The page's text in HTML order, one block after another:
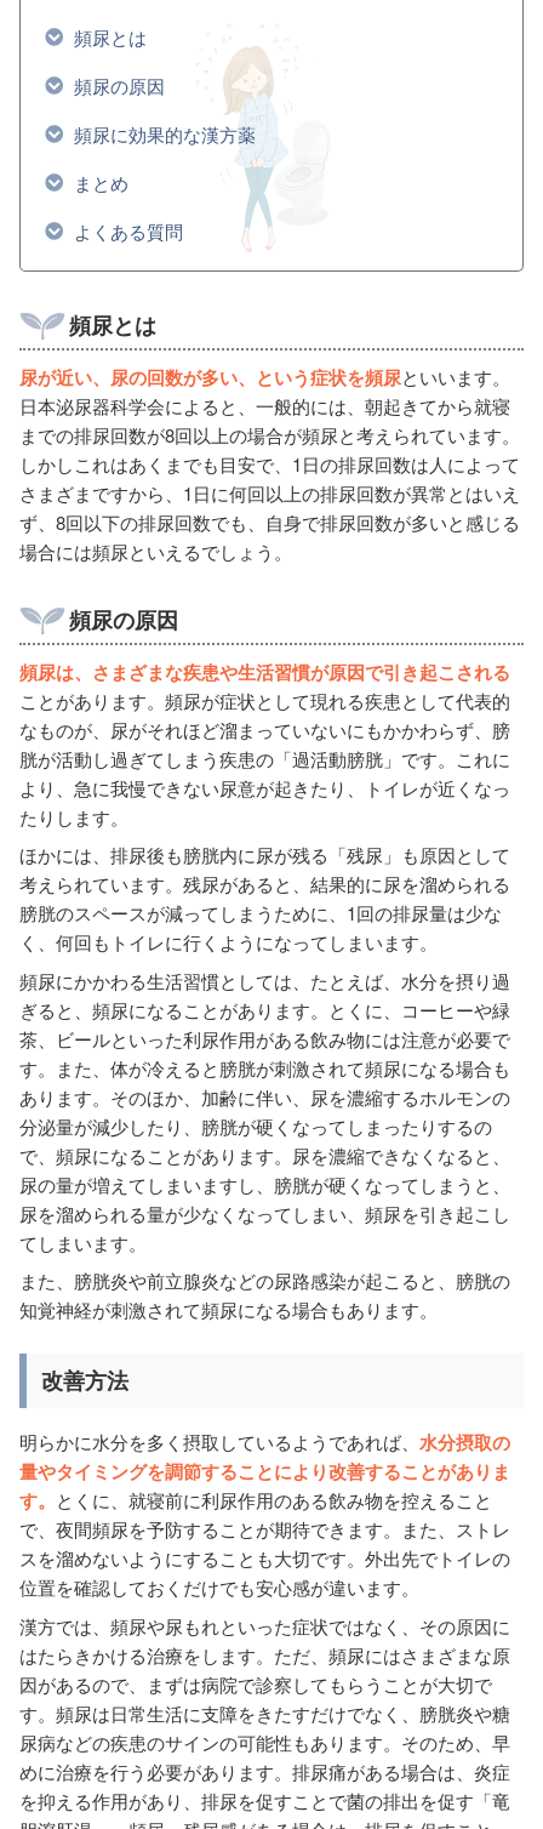
頻尿とは
頻尿の原因
頻尿に効果的な漢方薬
まとめ
よくある質問
頻尿とは
尿が近い、尿の回数が多い、という症状を頻尿といいます。
日本泌尿器科学会によると、一般的には、朝起きてから就寝
までの排尿回数が8回以上の場合が頻尿と考えられています。
しかしこれはあくまでも目安で、1日の排尿回数は人によって
さまざまですから、1日に何回以上の排尿回数が異常とはいえ
ず、8回以下の排尿回数でも、自身で排尿回数が多いと感じる
場合には頻尿といえるでしょう。
頻尿の原因
頻尿は、さまざまな疾患や生活習慣が原因で引き起こされる
ことがあります。頻尿が症状として現れる疾患として代表的
なものが、尿がそれほど溜まっていないにもかかわらず、膀
胱が活動し過ぎてしまう疾患の「過活動膀胱」です。これに
より、急に我慢できない尿意が起きたり、トイレが近くなっ
たりします。
ほかには、排尿後も膀胱内に尿が残る「残尿」も原因として
考えられています。残尿があると、結果的に尿を溜められる
膀胱のスペースが減ってしまうために、1回の排尿量は少な
く、何回もトイレに行くようになってしまいます。
頻尿にかかわる生活習慣としては、たとえば、水分を摂り過
ぎると、頻尿になることがあります。とくに、コーヒーや緑
茶、ビールといった利尿作用がある飲み物には注意が必要で
す。また、体が冷えると膀胱が刺激されて頻尿になる場合も
あります。そのほか、加齢に伴い、尿を濃縮するホルモンの
分泌量が減少したり、膀胱が硬くなってしまったりするの
で、頻尿になることがあります。尿を濃縮できなくなると、
尿の量が増えてしまいますし、膀胱が硬くなってしまうと、
尿を溜められる量が少なくなってしまい、頻尿を引き起こし
てしまいます。
また、膀胱炎や前立腺炎などの尿路感染が起こると、膀胱の
知覚神経が刺激されて頻尿になる場合もあります。
改善方法
明らかに水分を多く摂取しているようであれば、 水分摂取の
量やタイミングを調節することにより改善することがありま
す。 とくに、就寝前に利尿作用のある飲み物を控えること
で、夜間頻尿を予防することが期待できます。また、ストレ
スを溜めないようにすることも大切です。外出先でトイレの
位置を確認しておくだけでも安心感が違います。
漢方では、頻尿や尿もれといった症状ではなく、その原因に
はたらきかける治療をします。ただ、頻尿にはさまざまな原
因があるので、まずは病院で診察してもらうことが大切で
す。頻尿は日常生活に支障をきたすだけでなく、膀胱炎や糖
尿病などの疾患のサインの可能性もあります。そのため、早
めに治療を行う必要があります。排尿痛がある場合は、炎症
を抑える作用があり、排尿を促すことで菌の排出を促す「竜